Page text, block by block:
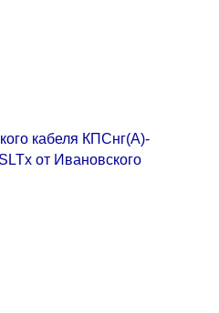
кабеля КПСнг(А)-
от Ивановского